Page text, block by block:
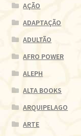
AÇÃO
ADAPTAÇÃO
ADULTÃO
AFRO POWER
ALEPH
ALTA BOOKS
ARQUIPELAGO
ARTE